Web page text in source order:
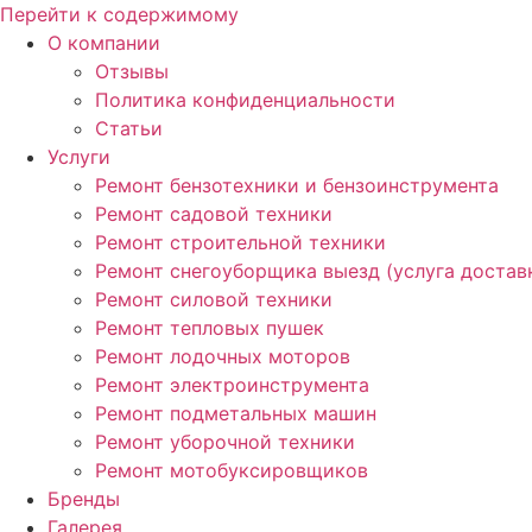
Перейти к содержимому
О компании
Отзывы
Политика конфиденциальности
Статьи
Услуги
Ремонт бензотехники и бензоинструмента
Ремонт садовой техники
Ремонт строительной техники
Ремонт снегоуборщика выезд (услуга
Ремонт силовой техники
Ремонт тепловых пушек
Ремонт лодочных моторов
Ремонт электроинструмента
Ремонт подметальных машин
Ремонт уборочной техники
Ремонт мотобуксировщиков
Бренды
Галерея